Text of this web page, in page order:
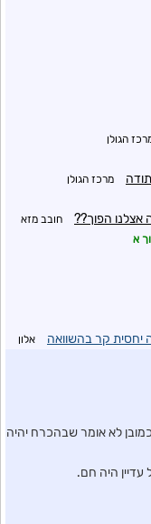
הגולן
מרכז הגולן
אצלנו הפוך?? חובב מזא
א
אלון
לא אומר שבהכרח יהיה